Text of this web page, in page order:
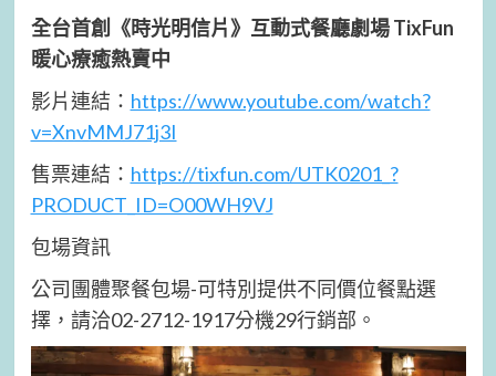
全台首創《時光明信片》互動式餐廳劇場 TixFun
暖心療癒熱賣中
影片連結： https://www.youtube.com/watch?
v=XnvMMJ71j3I
售票連結： https://tixfun.com/UTK0201_?
PRODUCT_ID=O00WH9VJ
包場資訊
公司團體聚餐包場-可特別提供不同價位餐點選
擇，請洽02-2712-1917分機29行銷部。